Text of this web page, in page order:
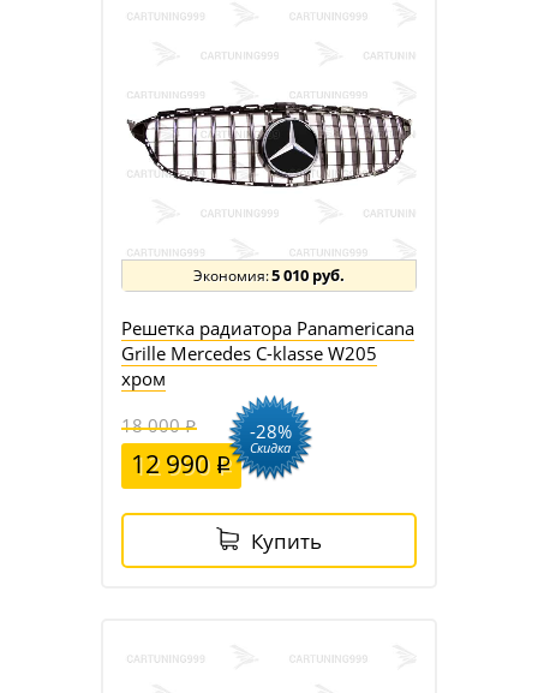
5 010 руб.
Решетка радиатора Panamericana
Grille Mercedes C-klasse W205
хром
18 000
12 990
-28%
Скидка
Купить